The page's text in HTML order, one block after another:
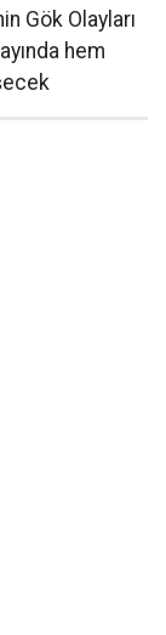
Gök Olayları
hem